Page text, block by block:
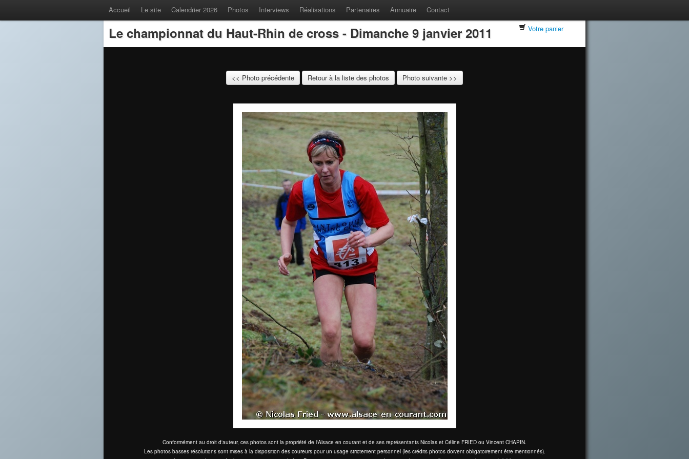
Accueil Le site Calendrier 2026 Photos Interviews Réalisations Partenaires Annuaire Contact
Le championnat du Haut-Rhin de cross - Dimanche 9 janvier 2011 Votre panier
<< Photo précédente Retour à la liste des photos Photo suivante >>
Conformément au droit d'auteur, ces photos sont la propriété de l'Alsace en courant et de ses représentants Nicolas et Céline FRIED ou Vincent CHAPIN.
Les photos basses résolutions sont mises à la disposition des coureurs pour un usage strictement personnel (les crédits photos doivent obligatoirement être mentionnés).